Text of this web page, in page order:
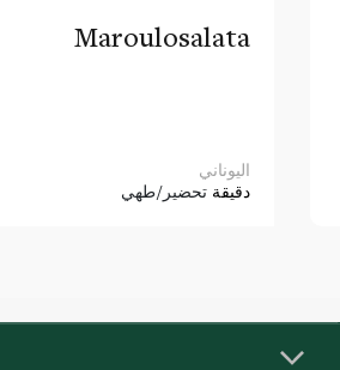
Maroulosalata
اليوناني
دقيقة تحضير/طهي